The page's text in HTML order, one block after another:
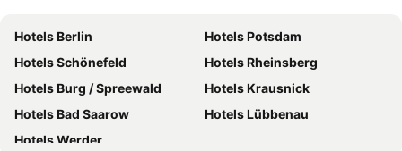
Hotels Berlin
Hotels Potsdam
Hotels Schönefeld
Hotels Rheinsberg
Hotels Burg / Spreewald
Hotels Krausnick
Hotels Bad Saarow
Hotels Lübbenau
Hotels Werder